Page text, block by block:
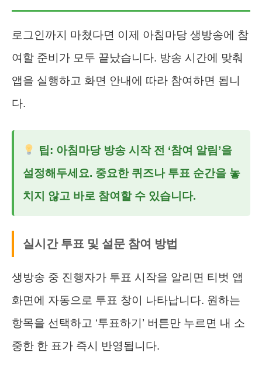
로그인까지 마쳤다면 이제 아침마당 생방송에 참
여할 준비가 모두 끝났습니다. 방송 시간에 맞춰
앱을 실행하고 화면 안내에 따라 참여하면 됩니
다.
팁: 아침마당 방송 시작 전 ‘참여 알림’을
설정해두세요. 중요한 퀴즈나 투표 순간을 놓
치지 않고 바로 참여할 수 있습니다.
실시간 투표 및 설문 참여 방법
생방송 중 진행자가 투표 시작을 알리면 티벗 앱
화면에 자동으로 투표 창이 나타납니다. 원하는
항목을 선택하고 ‘투표하기’ 버튼만 누르면 내 소
중한 한 표가 즉시 반영됩니다.